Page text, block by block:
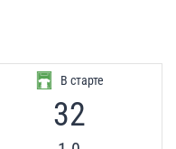
В старте
32